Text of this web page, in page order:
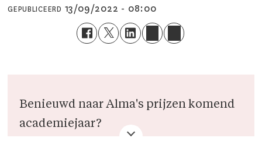
GEPUBLICEERD 13/09/2022 - 08:00
Benieuwd naar Alma's prijzen komend
academiejaar?